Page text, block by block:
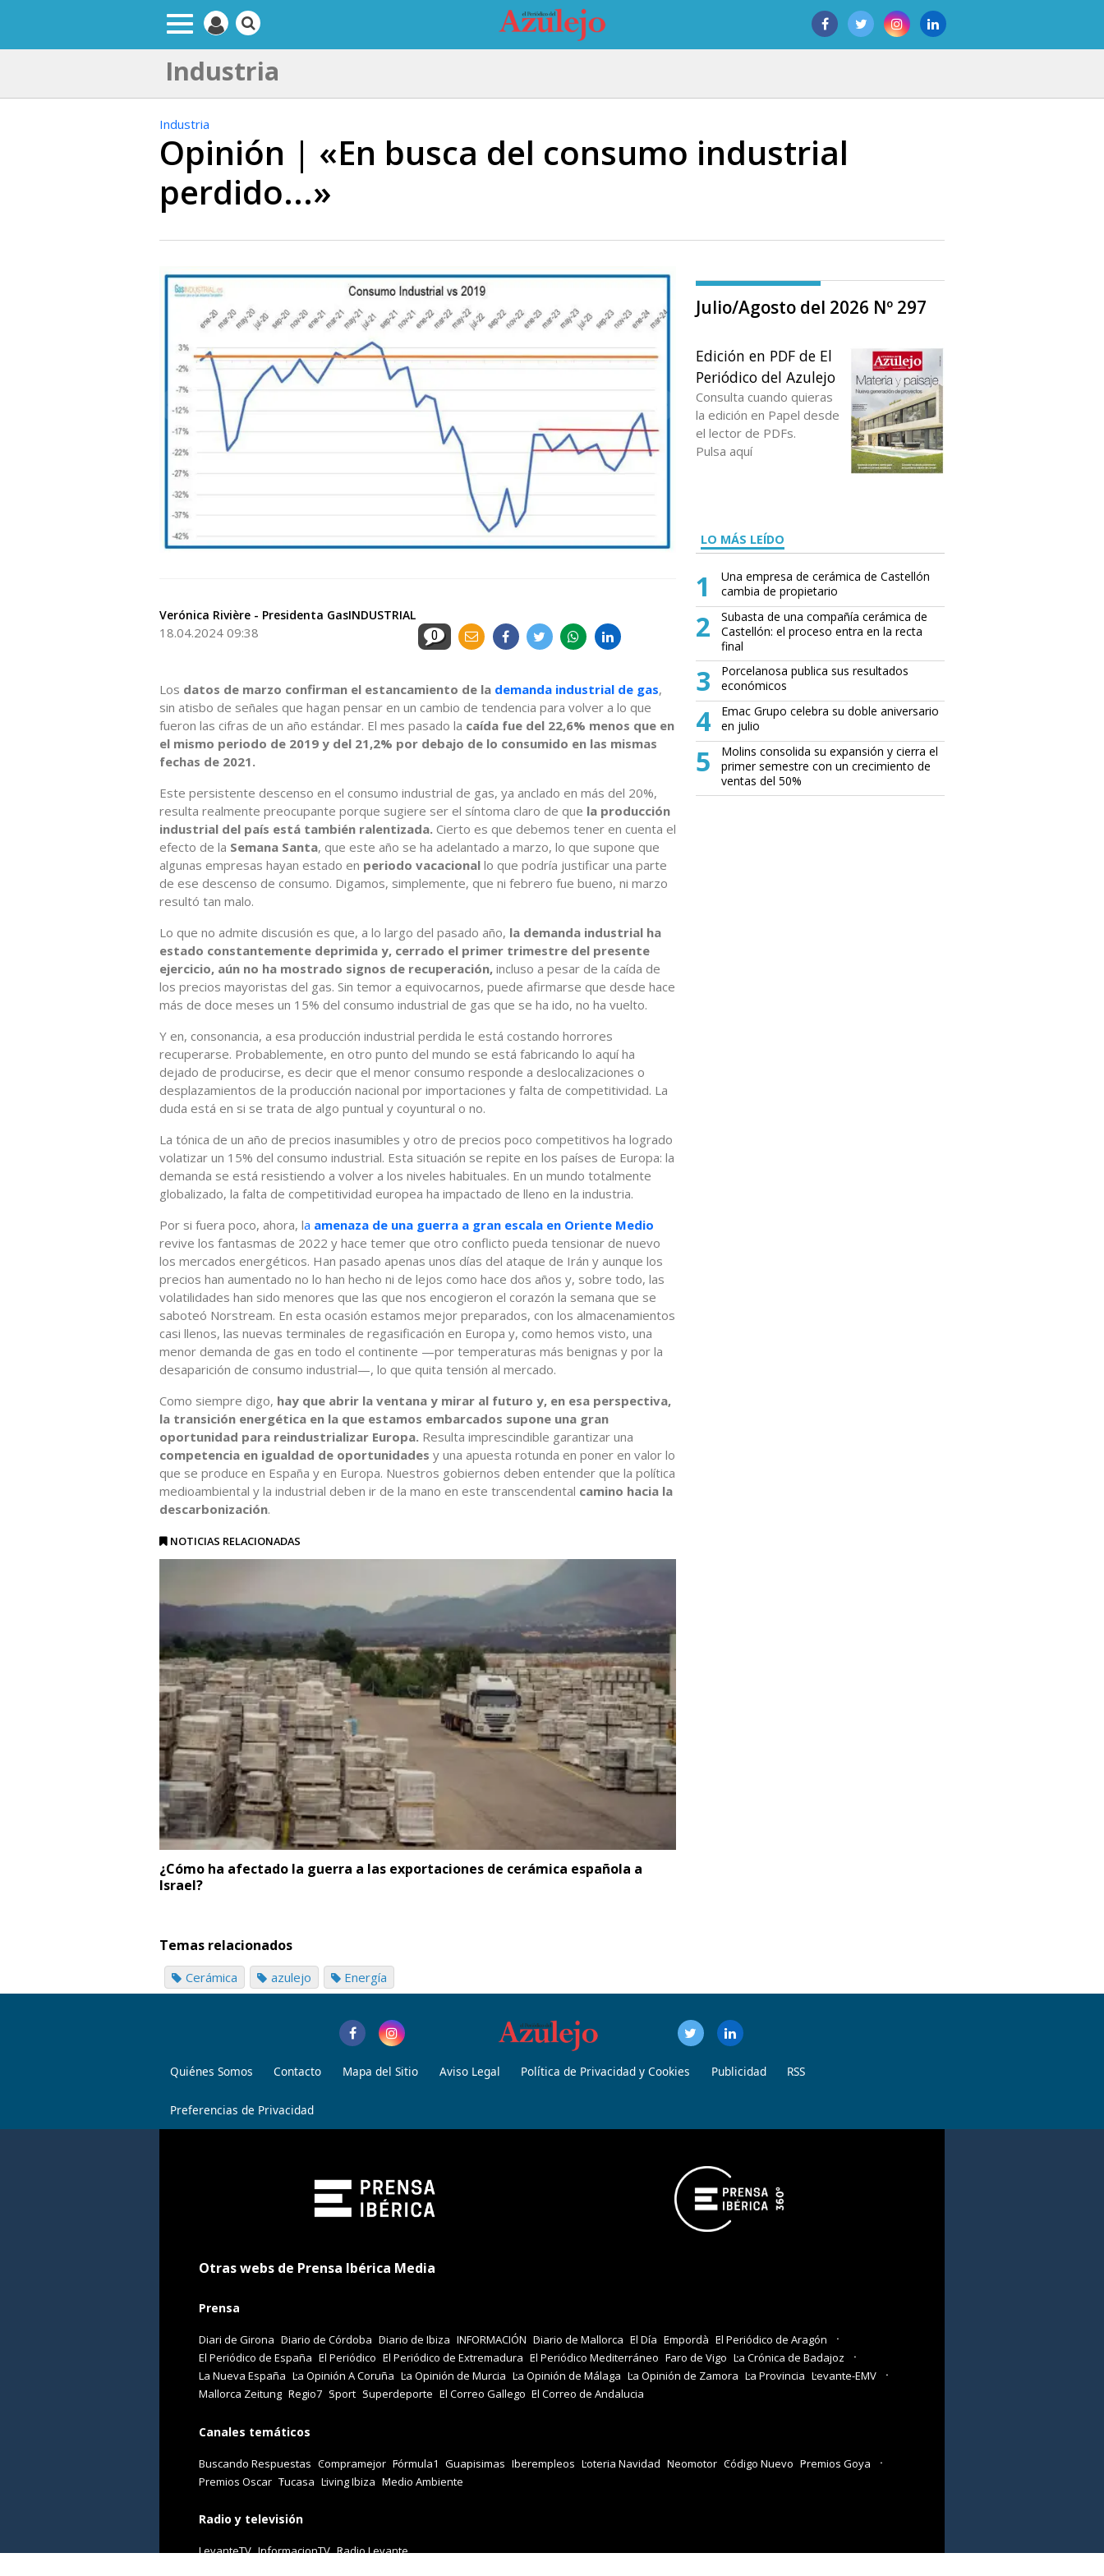
Industria
Industria
Opinión | «En busca del consumo industrial
perdido...»
Verónica Rivière - Presidenta GasINDUSTRIAL
18.04.2024 09:38 0
Los datos de marzo confirman el estancamiento de la demanda industrial de gas,
sin atisbo de señales que hagan pensar en un cambio de tendencia para volver a lo que
fueron las cifras de un año estándar. El mes pasado la caída fue del 22,6% menos que en
el mismo periodo de 2019 y del 21,2% por debajo de lo consumido en las mismas
fechas de 2021.
Este persistente descenso en el consumo industrial de gas, ya anclado en más del 20%,
resulta realmente preocupante porque sugiere ser el síntoma claro de que la producción
industrial del país está también ralentizada. Cierto es que debemos tener en cuenta el
efecto de la Semana Santa, que este año se ha adelantado a marzo, lo que supone que
algunas empresas hayan estado en periodo vacacional lo que podría justificar una parte
de ese descenso de consumo. Digamos, simplemente, que ni febrero fue bueno, ni marzo
resultó tan malo.
Lo que no admite discusión es que, a lo largo del pasado año, la demanda industrial ha
estado constantemente deprimida y, cerrado el primer trimestre del presente
ejercicio, aún no ha mostrado signos de recuperación, incluso a pesar de la caída de
los precios mayoristas del gas. Sin temor a equivocarnos, puede afirmarse que desde hace
más de doce meses un 15% del consumo industrial de gas que se ha ido, no ha vuelto.
Y en, consonancia, a esa producción industrial perdida le está costando horrores
recuperarse. Probablemente, en otro punto del mundo se está fabricando lo aquí ha
dejado de producirse, es decir que el menor consumo responde a deslocalizaciones o
desplazamientos de la producción nacional por importaciones y falta de competitividad. La
duda está en si se trata de algo puntual y coyuntural o no.
La tónica de un año de precios inasumibles y otro de precios poco competitivos ha logrado
volatizar un 15% del consumo industrial. Esta situación se repite en los países de Europa: la
demanda se está resistiendo a volver a los niveles habituales. En un mundo totalmente
globalizado, la falta de competitividad europea ha impactado de lleno en la industria.
Por si fuera poco, ahora, la amenaza de una guerra a gran escala en Oriente Medio
revive los fantasmas de 2022 y hace temer que otro conflicto pueda tensionar de nuevo
los mercados energéticos. Han pasado apenas unos días del ataque de Irán y aunque los
precios han aumentado no lo han hecho ni de lejos como hace dos años y, sobre todo, las
volatilidades han sido menores que las que nos encogieron el corazón la semana que se
saboteó Norstream. En esta ocasión estamos mejor preparados, con los almacenamientos
casi llenos, las nuevas terminales de regasificación en Europa y, como hemos visto, una
menor demanda de gas en todo el continente —por temperaturas más benignas y por la
desaparición de consumo industrial—, lo que quita tensión al mercado.
Como siempre digo, hay que abrir la ventana y mirar al futuro y, en esa perspectiva,
la transición energética en la que estamos embarcados supone una gran
oportunidad para reindustrializar Europa. Resulta imprescindible garantizar una
competencia en igualdad de oportunidades y una apuesta rotunda en poner en valor lo
que se produce en España y en Europa. Nuestros gobiernos deben entender que la política
medioambiental y la industrial deben ir de la mano en este transcendental camino hacia la
descarbonización.
NOTICIAS RELACIONADAS
¿Cómo ha afectado la guerra a las exportaciones de cerámica española a
Israel?
Temas relacionados
Cerámica azulejo Energía
Julio/Agosto del 2026 Nº 297
Edición en PDF de El
Periódico del Azulejo
Consulta cuando quieras
la edición en Papel desde
el lector de PDFs.
Pulsa aquí
LO MÁS LEÍDO
1
Una empresa de cerámica de Castellón
cambia de propietario
2
Subasta de una compañía cerámica de
Castellón: el proceso entra en la recta
final
3
Porcelanosa publica sus resultados
económicos
4
Emac Grupo celebra su doble aniversario
en julio
5
Molins consolida su expansión y cierra el
primer semestre con un crecimiento de
ventas del 50%
Quiénes Somos Contacto Mapa del Sitio Aviso Legal Política de Privacidad y Cookies Publicidad RSS
Preferencias de Privacidad
Otras webs de Prensa Ibérica Media
Prensa
Diari de Girona Diario de Córdoba Diario de Ibiza INFORMACIÓN Diario de Mallorca El Día Empordà El Periódico de Aragón
El Periódico de España El Periódico El Periódico de Extremadura El Periódico Mediterráneo Faro de Vigo La Crónica de Badajoz
La Nueva España La Opinión A Coruña La Opinión de Murcia La Opinión de Málaga La Opinión de Zamora La Provincia Levante-EMV
Mallorca Zeitung Regio7 Sport Superdeporte El Correo Gallego El Correo de Andalucia
Canales temáticos
Buscando Respuestas Compramejor Fórmula1 Guapisimas Iberempleos Loteria Navidad Neomotor Código Nuevo Premios Goya
Premios Oscar Tucasa Living Ibiza Medio Ambiente
Radio y televisión
LevanteTV InformacionTV Radio Levante